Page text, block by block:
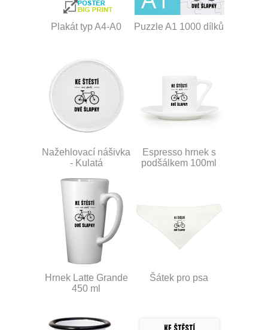
Plakát typ A4-A0 Puzzle A1 1000 dílků
Nažehlovací nášivka
- Kulatá
Espresso hrnek s
podšálkem 100ml
Hrnek Latte Grande
450 ml
Šátek pro psa